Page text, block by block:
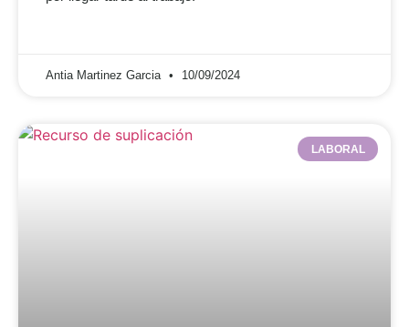
Antia Martinez Garcia 10/09/2024
LABORAL